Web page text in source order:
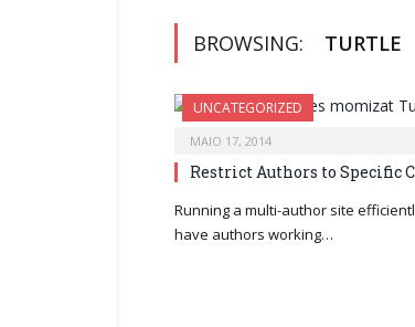
BROWSING: TURTLE
UNCATEGORIZED
MAIO 17, 2014
Restrict Authors to Specific
Running a multi-author site
have authors working…